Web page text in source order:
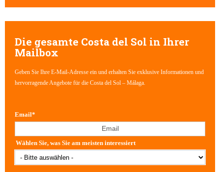
Die gesamte Costa del Sol in Ihrer
Mailbox
Geben Sie Ihre E-Mail-Adresse ein und erhalten Sie exklusive Informationen und
hervorragende Angebote für die Costa del Sol – Málaga.
Email*
Wählen Sie, was Sie am meisten interessiert